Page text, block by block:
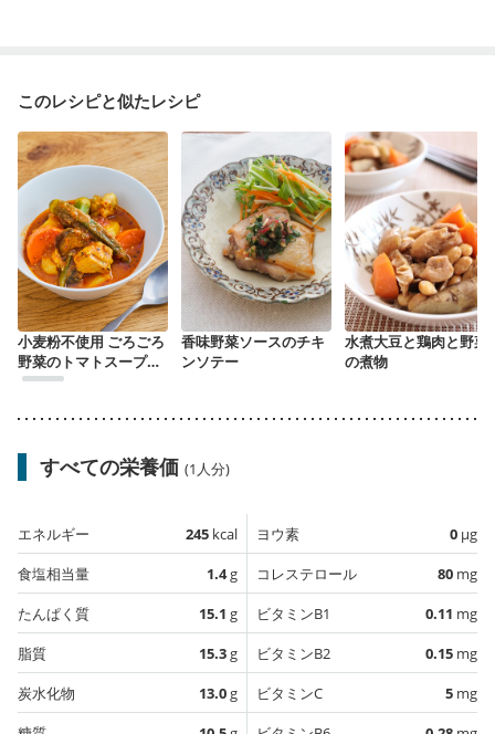
このレシピと似たレシピ
小麦粉不使用 ごろごろ
野菜のトマトスープカ
レー
香味野菜ソースのチキ
ンソテー
水煮大豆と鶏肉と野菜
の煮物
すべての栄養価 (1人分)
エネルギー 245 kcal
食塩相当量
1.4g
たんぱく質
15.1 g
脂質
15.3g
炭水化物
13.0g
ヨウ素 0 µg
コレステロール
80 mg
ビタミンB1
0.11 mg
ビタミンB2
0.15 mg
ビタミンC
5 mg